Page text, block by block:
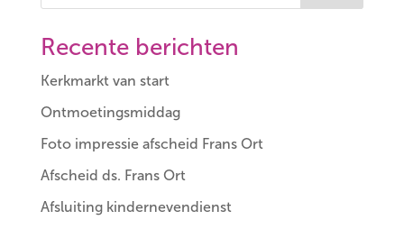
Recente berichten
Kerkmarkt van start
Ontmoetingsmiddag
Foto impressie afscheid Frans Ort
Afscheid ds. Frans Ort
Afsluiting kindernevendienst